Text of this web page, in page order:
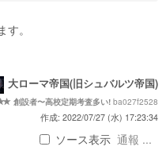
。
大ローマ帝国(旧シュバルツ帝国)
創設者〜高校定期考査多い! ba027f2528
作成: 2022/07/27 (水) 17:23:34
ソース表示 通報 ...